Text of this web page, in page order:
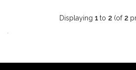
Displaying 1to 2(of 2